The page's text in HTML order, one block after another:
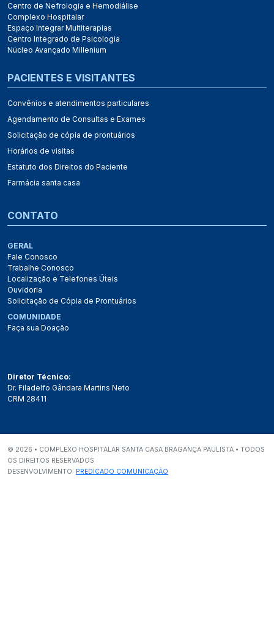
Centro de Nefrologia e Hemodiálise
Complexo Hospitalar
Espaço Integrar Multiterapias
Centro Integrado de Psicologia
Núcleo Avançado Millenium
PACIENTES E VISITANTES
Convênios e atendimentos particulares
Agendamento de Consultas e Exames
Solicitação de cópia de prontuários
Horários de visitas
Estatuto dos Direitos do Paciente
Farmácia santa casa
CONTATO
GERAL
Fale Conosco
Trabalhe Conosco
Localização e Telefones Úteis
Ouvidoria
Solicitação de Cópia de Prontuários
COMUNIDADE
Faça sua Doação
Diretor Técnico:
Dr. Filadelfo Gândara Martins Neto
CRM 28411
© 2026 • COMPLEXO HOSPITALAR SANTA CASA BRAGANÇA PAULISTA • TODOS
OS DIREITOS RESERVADOS
DESENVOLVIMENTO: PREDICADO COMUNICAÇÃO